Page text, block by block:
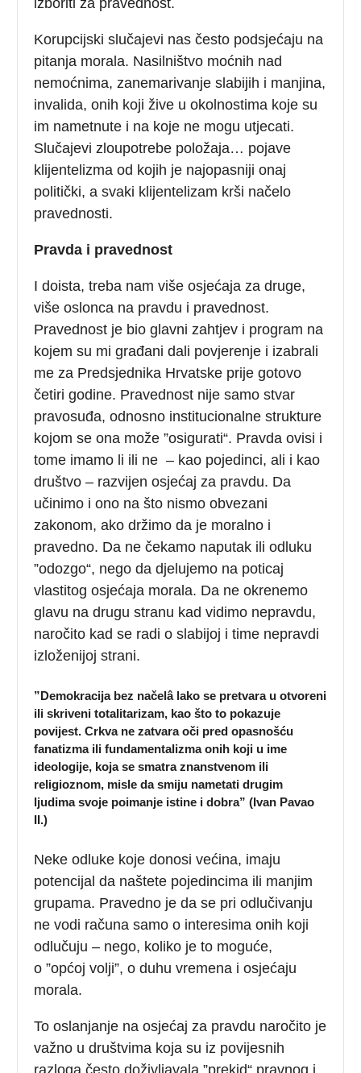
Korupcijski slučajevi nas često podsjećaju na
pitanja morala. Nasilništvo moćnih nad
nemoćnima, zanemarivanje slabijih i manjina,
invalida, onih koji žive u okolnostima koje su
im nametnute i na koje ne mogu utjecati.
Slučajevi zloupotrebe položaja… pojave
klijentelizma od kojih je najopasniji onaj
politički, a svaki klijentelizam krši načelo
pravednosti.
Pravda i pravednost
I doista, treba nam više osjećaja za druge,
više oslonca na pravdu i pravednost.
Pravednost je bio glavni zahtjev i program na
kojem su mi građani dali povjerenje i izabrali
me za Predsjednika Hrvatske prije gotovo
četiri godine. Pravednost nije samo stvar
pravosuđa, odnosno institucionalne strukture
kojom se ona može ”osigurati“. Pravda ovisi i
tome imamo li ili ne – kao pojedinci, ali i kao
društvo – razvijen osjećaj za pravdu. Da
učinimo i ono na što nismo obvezani
zakonom, ako držimo da je moralno i
pravedno. Da ne čekamo naputak ili odluku
”odozgo“, nego da djelujemo na poticaj
vlastitog osjećaja morala. Da ne okrenemo
glavu na drugu stranu kad vidimo nepravdu,
naročito kad se radi o slabijoj i time nepravdi
izloženijoj strani.
”Demokracija bez načelâ lako se pretvara u otvoreni
ili skriveni totalitarizam, kao što to pokazuje
povijest. Crkva ne zatvara oči pred opasnošću
fanatizma ili fundamentalizma onih koji u ime
ideologije, koja se smatra znanstvenom ili
religioznom, misle da smiju nametati drugim
ljudima svoje poimanje istine i dobra” (Ivan Pavao
II.)
Neke odluke koje donosi većina, imaju
potencijal da naštete pojedincima ili manjim
grupama. Pravedno je da se pri odlučivanju
ne vodi računa samo o interesima onih koji
odlučuju – nego, koliko je to moguće,
o ”općoj volji”, o duhu vremena i osjećaju
morala.
To oslanjanje na osjećaj za pravdu naročito je
važno u društvima koja su iz povijesnih
razloga često doživljavala ”prekid“ pravnog i